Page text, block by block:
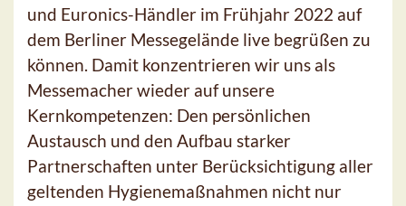
und Euronics-Händler im Frühjahr 2022 auf
dem Berliner Messegelände live begrüßen zu
können. Damit konzentrieren wir uns als
Messemacher wieder auf unsere
Kernkompetenzen: Den persönlichen
Austausch und den Aufbau starker
Partnerschaften unter Berücksichtigung aller
geltenden Hygienemaßnahmen nicht nur